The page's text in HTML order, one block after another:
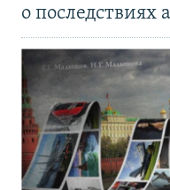
о последствиях